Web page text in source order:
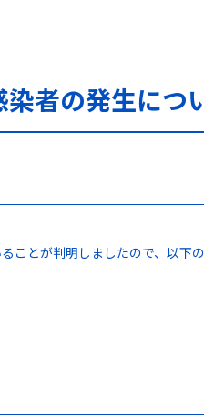
者の発生につ
とが判明しましたので、以下